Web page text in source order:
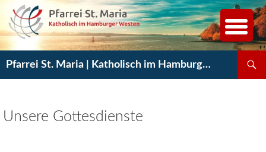
Inhalt
springen
Pfarrei St. Maria | Katholisch im Hamburger Westen
Unsere Gottesdienste